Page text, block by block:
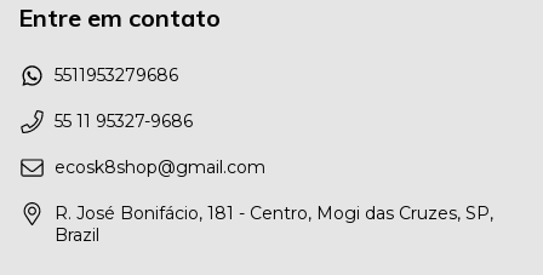
Entre em contato
5511953279686
55 11 95327-9686
ecosk8shop@gmail.com
R. José Bonifácio, 181 - Centro, Mogi das Cruzes, SP,
Brazil